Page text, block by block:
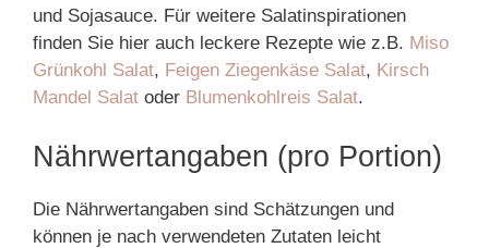
und Sojasauce. Für weitere Salatinspirationen
finden Sie hier auch leckere Rezepte wie z.B. Miso
Grünkohl Salat, Feigen Ziegenkäse Salat, Kirsch
Mandel Salat oder Blumenkohlreis Salat.
Nährwertangaben (pro Portion)
Die Nährwertangaben sind Schätzungen und
können je nach verwendeten Zutaten leicht